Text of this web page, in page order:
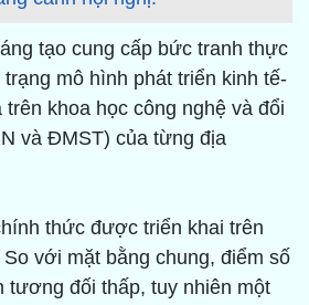
tạo cung cấp bức tranh thực
mô hình phát triển kinh tế-
khoa học công nghệ và đổi
và ĐMST) của từng địa
thức được triển khai trên
với mặt bằng chung, điểm số
tương đối thấp, tuy nhiên một